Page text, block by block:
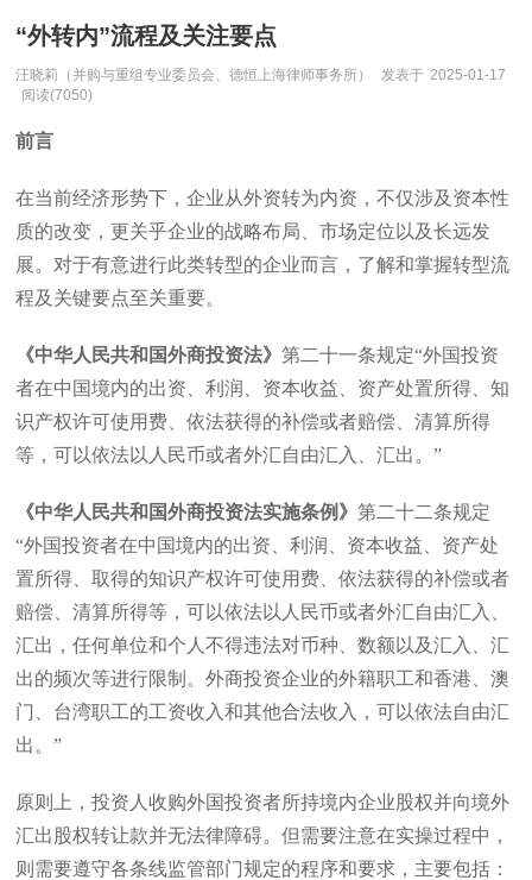
“外转内”流程及关注要点
汪晓莉（并购与重组专业委员会、德恒上海律师事务所） 发表于 2025-01-17
阅读(7050)
前言
在当前经济形势下，企业从外资转为内资，不仅涉及资本性
质的改变，更关乎企业的战略布局、市场定位以及长远发
展。对于有意进行此类转型的企业而言，了解和掌握转型流
程及关键要点至关重要。
《中华人民共和国外商投资法》第二十一条规定“外国投资
者在中国境内的出资、利润、资本收益、资产处置所得、知
识产权许可使用费、依法获得的补偿或者赔偿、清算所得
等，可以依法以人民币或者外汇自由汇入、汇出。”
《中华人民共和国外商投资法实施条例》第二十二条规定
“外国投资者在中国境内的出资、利润、资本收益、资产处
置所得、取得的知识产权许可使用费、依法获得的补偿或者
赔偿、清算所得等，可以依法以人民币或者外汇自由汇入、
汇出，任何单位和个人不得违法对币种、数额以及汇入、汇
出的频次等进行限制。外商投资企业的外籍职工和香港、澳
门、台湾职工的工资收入和其他合法收入，可以依法自由汇
出。”
原则上，投资人收购外国投资者所持境内企业股权并向境外
汇出股权转让款并无法律障碍。但需要注意在实操过程中，
则需要遵守各条线监管部门规定的程序和要求，主要包括：